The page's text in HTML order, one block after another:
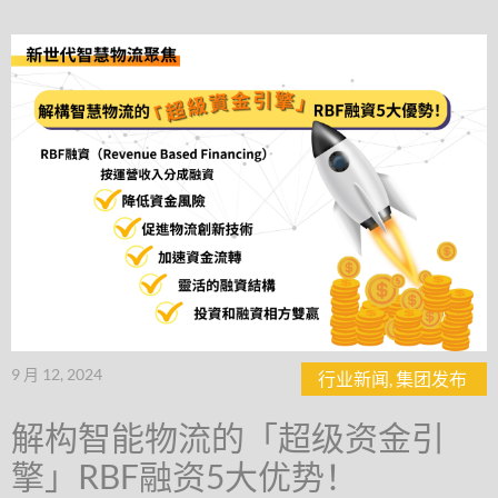
9 月 12, 2024 行业新闻,集团发布
解构智能物流的「超级资金引
擎」RBF融资5大优势！